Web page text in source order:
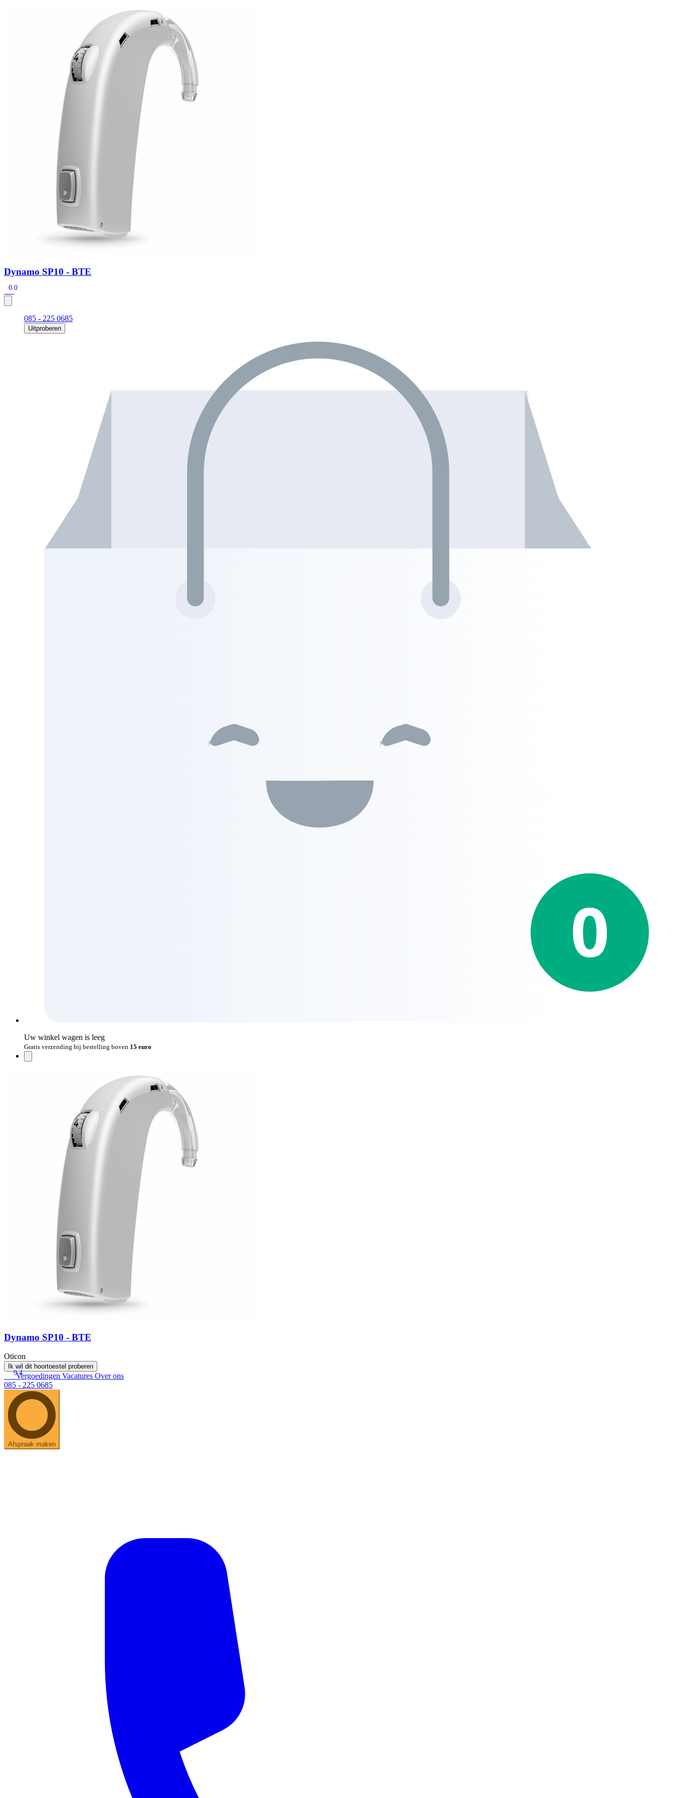
Signia Pure BCT IX Signia Silk IXWidex Allure AI
HoortoestelbatterijenWidex filters Domes Onderhoudsartikelen
Signia Active Mini IX - Oplaadbaar
De Signia Active Mini IX is het nieuwste hoortoestel van Signia.
Dynamo SP10 - BTE
0.0
085 - 225 0685
Uitproberen
Uw winkel wagen is leeg
Gratis verzending bij bestelling boven 15 euro
Dynamo SP10 - BTE
Oticon
Ik wil dit hoortoestel proberen
9.4
Vergoedingen Vacatures Over ons
085 - 225 0685
Afspraak maken